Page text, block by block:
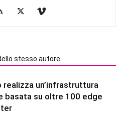
stesso autore
realizza un’infrastruttura
basata su oltre 100 edge